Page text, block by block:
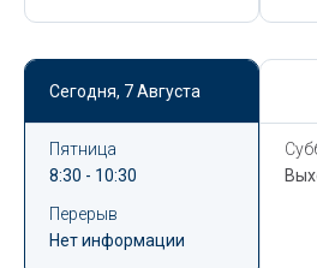
Сегодня, 7 Августа
Пятница
8:30 - 10:30
Перерыв
Нет информации